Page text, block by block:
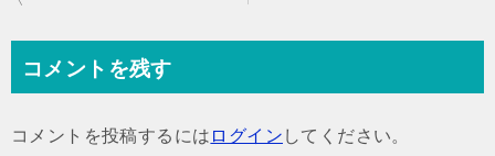
ビ
コメントを残す
コメントを投稿するには ログイン してください。